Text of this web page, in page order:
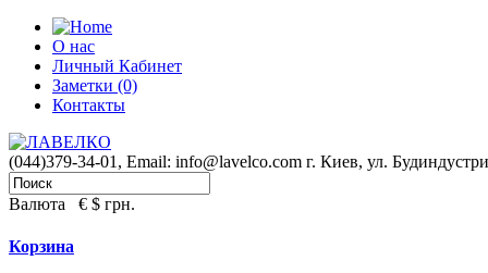
О нас
Личный Кабинет
Заметки (0)
Контакты
(044)379-34-01, Email: info@lavelco.com г. Киев, ул.
Валюта € $ грн.
Корзина